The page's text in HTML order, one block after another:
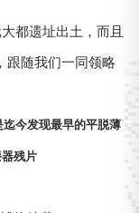
都遗址出土，而且
跟随我们一同领略
今发现最早的平脱薄
残片